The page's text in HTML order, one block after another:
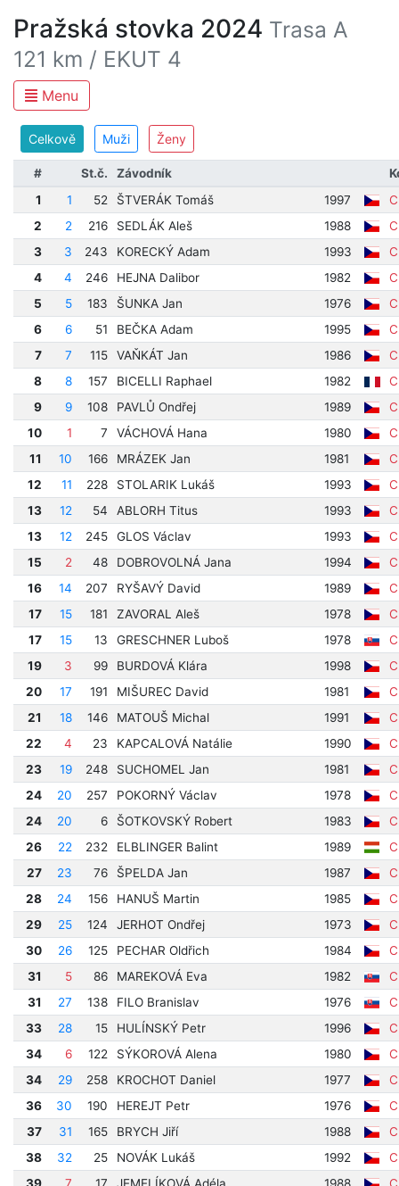
Pražská stovka 2024 Trasa A
121 km / EKUT 4
Menu
Celkově Muži Ženy
# St.č. Závodník
1
1 52 ŠTVERÁK Tomáš 1997
2
2 216 SEDLÁK Aleš 1988
3
3 243 KORECKÝ Adam 1993
4
4 246 HEJNA Dalibor 1982
5
5 183 ŠUNKA Jan 1976
6
6 51 BEČKA Adam 1995
7
7 115 VAŇKÁT Jan 1986
8
8 157 BICELLI Raphael 1982
9
9 108 PAVLŮ Ondřej 1989
10
1 7 VÁCHOVÁ Hana 1980
11
10 166 MRÁZEK Jan 1981
12
11 228 STOLARIK Lukáš 1993
13
12 54 ABLORH Titus 1993
13
12 245 GLOS Václav 1993
15
2 48 DOBROVOLNÁ Jana 1994
16
14 207 RYŠAVÝ David 1989
17
15 181 ZAVORAL Aleš 1978
17
15 13 GRESCHNER Luboš 1978
19
3 99 BURDOVÁ Klára 1998
20
17 191 MIŠUREC David 1981
21
18 146 MATOUŠ Michal 1991
22
4 23 KAPCALOVÁ Natálie 1990
23
19 248 SUCHOMEL Jan 1981
24
20 257 POKORNÝ Václav 1978
24
20 6 ŠOTKOVSKÝ Robert 1983
26
22 232 ELBLINGER Balint 1989
27
23 76 ŠPELDA Jan 1987
28
24 156 HANUŠ Martin 1985
29
25 124 JERHOT Ondřej 1973
30
26 125 PECHAR Oldřich 1984
31
5 86 MAREKOVÁ Eva 1982
31
27 138 FILO Branislav 1976
33
28 15 HULÍNSKÝ Petr 1996
34
6 122 SÝKOROVÁ Alena 1980
34
29 258 KROCHOT Daniel 1977
36
30 190 HEREJT Petr 1976
37
31 165 BRYCH Jiří 1988
38
32 25 NOVÁK Lukáš 1992